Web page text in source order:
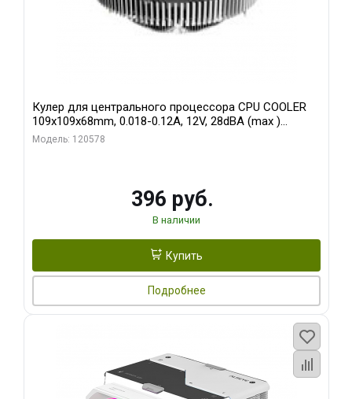
Кулер для центрального процессора CPU COOLER
109x109x68mm, 0.018-0.12A, 12V, 28dBA (max )
+/-10%
Модель: 120578
396 руб.
В наличии
Купить
Подробнее